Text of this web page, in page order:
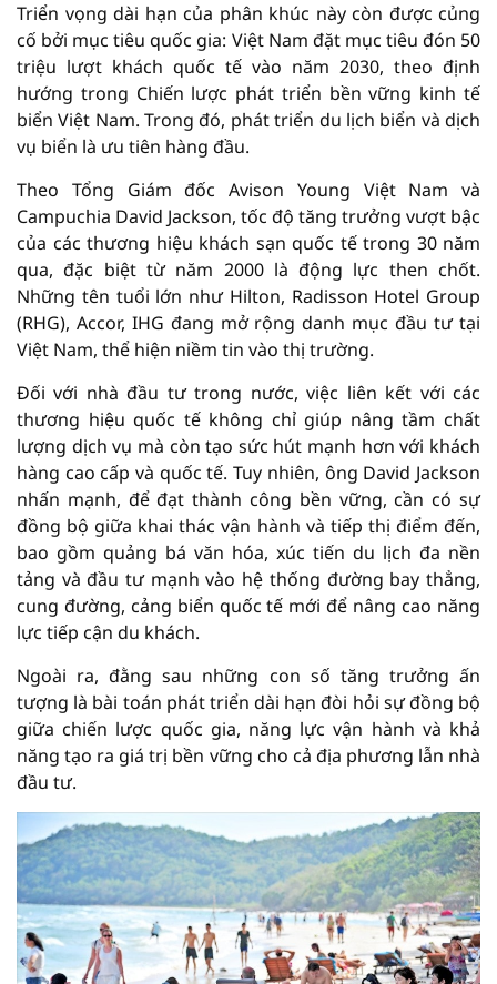
Triển vọng dài hạn của phân khúc này còn được củng
cố bởi mục tiêu quốc gia: Việt Nam đặt mục tiêu đón 50
triệu lượt khách quốc tế vào năm 2030, theo định
hướng trong Chiến lược phát triển bền vững kinh tế
biển Việt Nam. Trong đó, phát triển du lịch biển và dịch
vụ biển là ưu tiên hàng đầu.
Theo Tổng Giám đốc Avison Young Việt Nam và
Campuchia David Jackson, tốc độ tăng trưởng vượt bậc
của các thương hiệu khách sạn quốc tế trong 30 năm
qua, đặc biệt từ năm 2000 là động lực then chốt.
Những tên tuổi lớn như Hilton, Radisson Hotel Group
(RHG), Accor, IHG đang mở rộng danh mục đầu tư tại
Việt Nam, thể hiện niềm tin vào thị trường.
Đối với nhà đầu tư trong nước, việc liên kết với các
thương hiệu quốc tế không chỉ giúp nâng tầm chất
lượng dịch vụ mà còn tạo sức hút mạnh hơn với khách
hàng cao cấp và quốc tế. Tuy nhiên, ông David Jackson
nhấn mạnh, để đạt thành công bền vững, cần có sự
đồng bộ giữa khai thác vận hành và tiếp thị điểm đến,
bao gồm quảng bá văn hóa, xúc tiến du lịch đa nền
tảng và đầu tư mạnh vào hệ thống đường bay thẳng,
cung đường, cảng biển quốc tế mới để nâng cao năng
lực tiếp cận du khách.
Ngoài ra, đằng sau những con số tăng trưởng ấn
tượng là bài toán phát triển dài hạn đòi hỏi sự đồng bộ
giữa chiến lược quốc gia, năng lực vận hành và khả
năng tạo ra giá trị bền vững cho cả địa phương lẫn nhà
đầu tư.